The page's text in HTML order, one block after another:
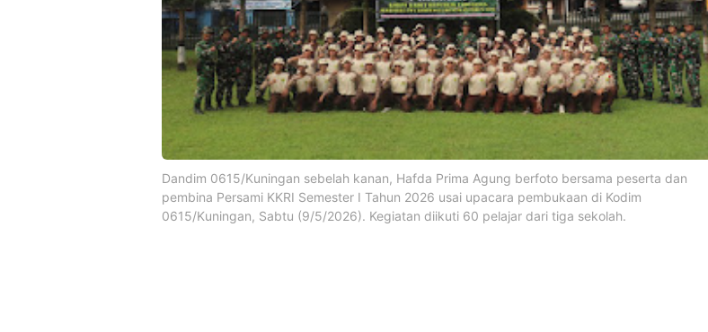
Dandim 0615/Kuningan sebelah kanan, Hafda Prima Agung berfoto bersama peserta dan
pembina Persami KKRI Semester I Tahun 2026 usai upacara pembukaan di Kodim
0615/Kuningan, Sabtu (9/5/2026). Kegiatan diikuti 60 pelajar dari tiga sekolah.